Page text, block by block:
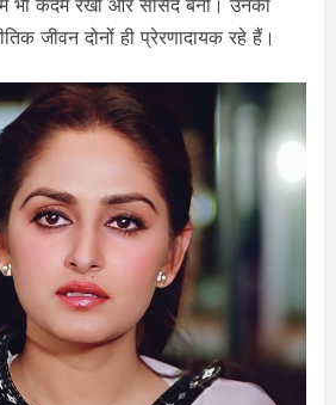
जीवन दोनों ही प्रेरणादायक रहे हैं।